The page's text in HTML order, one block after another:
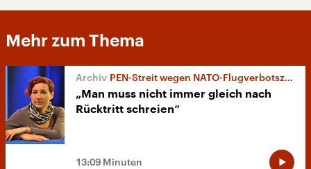
Mehr zum Thema
PEN-Streit wegen NATO-Flugverbotszone
„Man muss nicht immer gleich nach
Rücktritt schreien“
13:09 Minuten